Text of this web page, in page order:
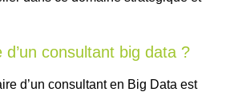
consultant big data ?
d’un consultant en Big Data est